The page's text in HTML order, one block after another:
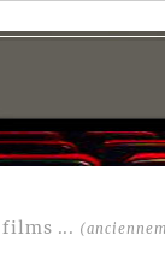
...